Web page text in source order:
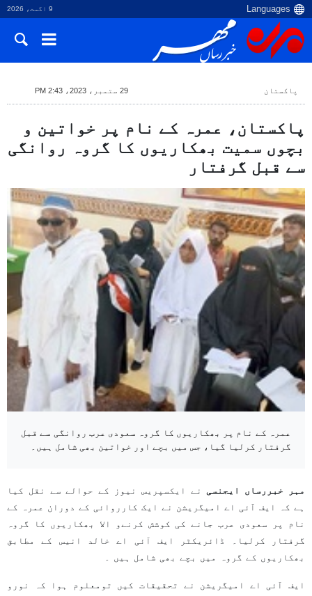
9 اگست، 2026
پاکستان 29 ستمبر، 2023، 2:43 PM
پاکستان، عمرہ کے نام پر خواتین و
بچوں سمیت بھکاریوں کا گروہ روانگی
سے قبل گرفتار
عمرہ کے نام پر بھکاریوں کا گروہ سعودی عرب روانگی سے قبل
گرفتار کرلیا گیا، جس میں بچے اور خواتین بھی شامل ہیں۔
مہر خبررساں ایجنسی نے ایکسپریس نیوز کے حوالے سے نقل کیا
ہے کہ ایف آئی اے امیگریشن نے ایک کارروائی کے دوران عمرہ کے
نام پر سعودی عرب جانے کی کوشش کرنےو الا بھکاریوں کا گروہ
گرفتار کرلیا۔ ڈائریکٹر ایف آئی اے خالد انیس کے مطابق
بھکاریوں کے گروہ میں بچے بھی شامل ہیں ۔
ایف آئی اے امیگریشن نے تحقیقات کیں تومعلوم ہوا کہ نورو